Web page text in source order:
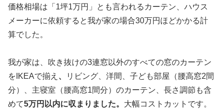
価格相場は「1坪1万円」とも言われるカーテン、ハウス
メーカーに依頼すると我が家の場合30万円ほどかかる計
算でした。
我が家は、吹き抜けの3連窓以外のすべての窓のカーテン
をIKEAで揃え 、
リビング、洋間、子ども部屋（腰高窓2間
分）、主寝室（腰高窓1間分）のカーテン、長さ調節も含
めて5万円以内に収まりました。 大幅コストカットです。